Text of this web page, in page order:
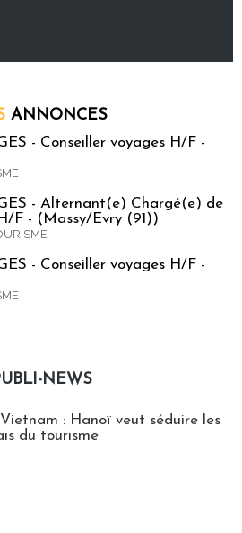
ANNONCES
- Conseiller voyages H/F -
- Alternant(e) Chargé(e) de
F - (Massy/Evry (91))
- Conseiller voyages H/F -
NEWS
: Hanoï veut séduire les
du tourisme